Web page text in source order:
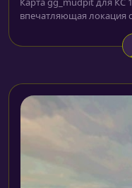
впечатляющая локация